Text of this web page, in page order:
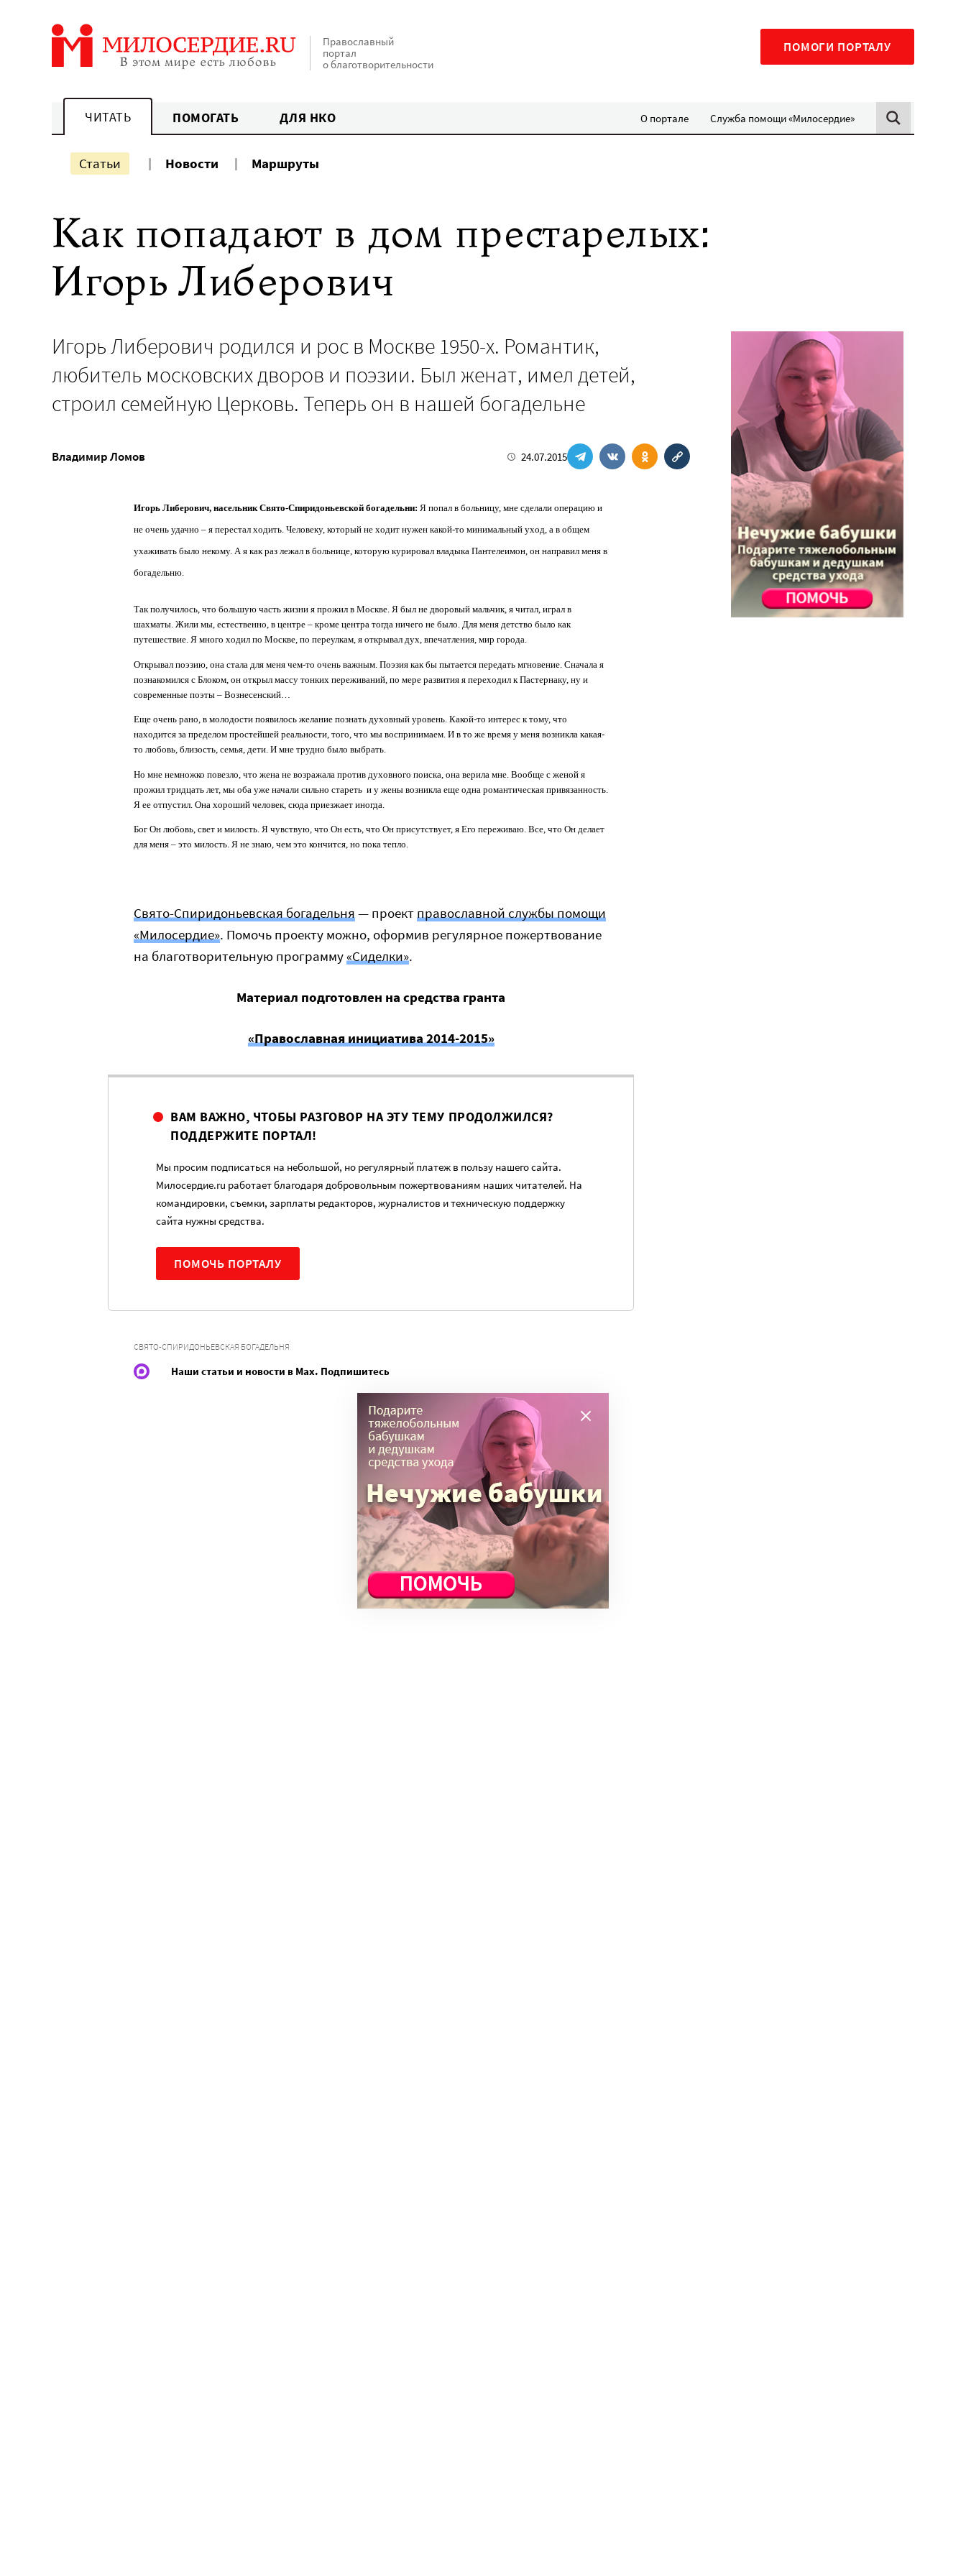
Православный
портал
о благотворительности
ПОМОГИ ПОРТАЛУ
ЧИТАТЬ ПОМОГАТЬ ДЛЯ НКО О портале Служба помощи «Милосердие»
Статьи Новости Маршруты
Как попадают в дом престарелых:
Игорь Либерович
Игорь Либерович родился и рос в Москве 1950-х. Романтик,
любитель московских дворов и поэзии. Был женат, имел детей,
строил семейную Церковь. Теперь он в нашей богадельне
Владимир Ломов 24.07.2015
Игорь Либерович, насельник Свято-Спиридоньевской богадельни: Я попал в больницу, мне сделали операцию и
не очень удачно – я перестал ходить. Человеку, который не ходит нужен какой-то минимальный уход, а в общем
ухаживать было некому. А я как раз лежал в больнице, которую курировал владыка Пантелеимон, он направил меня в
богадельню.
Так получилось, что большую часть жизни я прожил в Москве. Я был не дворовый мальчик, я читал, играл в
шахматы. Жили мы, естественно, в центре – кроме центра тогда ничего не было. Для меня детство было как
путешествие. Я много ходил по Москве, по переулкам, я открывал дух, впечатления, мир города.
Открывал поэзию, она стала для меня чем-то очень важным. Поэзия как бы пытается передать мгновение. Сначала я
познакомился с Блоком, он открыл массу тонких переживаний, по мере развития я переходил к Пастернаку, ну и
современные поэты – Вознесенский…
Еще очень рано, в молодости появилось желание познать духовный уровень. Какой-то интерес к тому, что
находится за пределом простейшей реальности, того, что мы воспринимаем. И в то же время у меня возникла какая-
то любовь, близость, семья, дети. И мне трудно было выбрать.
Но мне немножко повезло, что жена не возражала против духовного поиска, она верила мне. Вообще с женой я
прожил тридцать лет, мы оба уже начали сильно стареть и у жены возникла еще одна романтическая привязанность.
Я ее отпустил. Она хороший человек, сюда приезжает иногда.
Бог Он любовь, свет и милость. Я чувствую, что Он есть, что Он присутствует, я Его переживаю. Все, что Он делает
для меня – это милость. Я не знаю, чем это кончится, но пока тепло.
Свято-Спиридоньевская богадельня— проектправославной службы помощи
«Милосердие». Помочь проекту можно, оформив регулярное пожертвование
на благотворительную программу«Сиделки».
Материал подготовлен на средства гранта
«Православная инициатива 2014-2015»
ВАМ ВАЖНО, ЧТОБЫ РАЗГОВОР НА ЭТУ ТЕМУ ПРОДОЛЖИЛСЯ?
ПОДДЕРЖИТЕ ПОРТАЛ!
Мы просим подписаться на небольшой, но регулярный платеж в пользу нашего сайта.
Милосердие.ru работает благодаря добровольным пожертвованиям наших читателей. На
командировки, съемки, зарплаты редакторов, журналистов и техническую поддержку
сайта нужны средства.
ПОМОЧЬ ПОРТАЛУ
СВЯТО-СПИРИДОНЬЕВСКАЯ БОГАДЕЛЬНЯ
Наши статьи и новости в Max. Подпишитесь